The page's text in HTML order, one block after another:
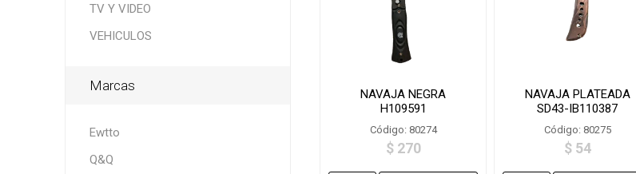
NAVAJA NEGRA
H109591
Código: 80274
$ 270
NAVAJA PLATEADA
SD43-IB110387
Código: 80275
$ 54
TV Y VIDEO
VEHICULOS
Marcas
Ewtto
Q&Q